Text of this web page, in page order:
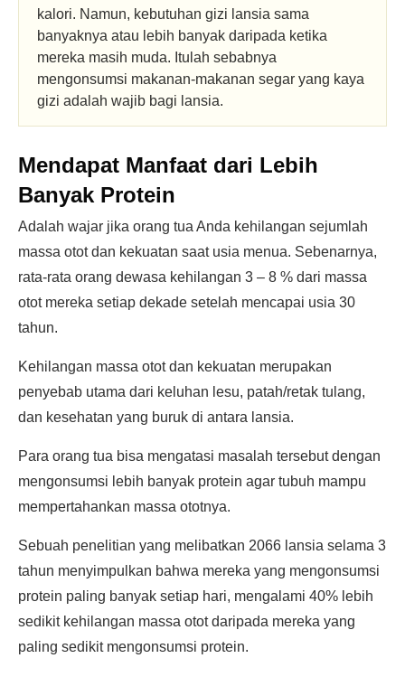
kalori. Namun, kebutuhan gizi lansia sama
banyaknya atau lebih banyak daripada ketika
mereka masih muda. Itulah sebabnya
mengonsumsi makanan-makanan segar yang kaya
gizi adalah wajib bagi lansia.
Mendapat Manfaat dari Lebih
Banyak Protein
Adalah wajar jika orang tua Anda kehilangan sejumlah
massa otot dan kekuatan saat usia menua. Sebenarnya,
rata-rata orang dewasa kehilangan 3 – 8 % dari massa
otot mereka setiap dekade setelah mencapai usia 30
tahun.
Kehilangan massa otot dan kekuatan merupakan
penyebab utama dari keluhan lesu, patah/retak tulang,
dan kesehatan yang buruk di antara lansia.
Para orang tua bisa mengatasi masalah tersebut dengan
mengonsumsi lebih banyak protein agar tubuh mampu
mempertahankan massa ototnya.
Sebuah penelitian yang melibatkan 2066 lansia selama 3
tahun menyimpulkan bahwa mereka yang mengonsumsi
protein paling banyak setiap hari, mengalami 40% lebih
sedikit kehilangan massa otot daripada mereka yang
paling sedikit mengonsumsi protein.